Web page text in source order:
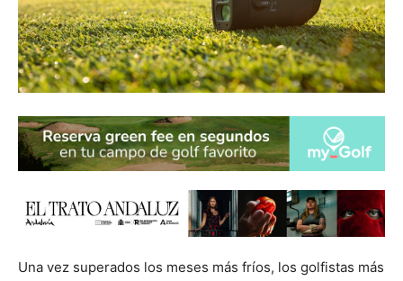
Una vez superados los meses más fríos, los golfistas más